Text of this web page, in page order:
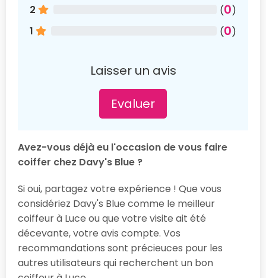
2
(0)
1
(0)
Laisser un avis
Evaluer
Avez-vous déjà eu l'occasion de vous faire
coiffer chez Davy's Blue ?
Si oui, partagez votre expérience ! Que vous
considériez Davy's Blue comme le meilleur
coiffeur à Luce ou que votre visite ait été
décevante, votre avis compte. Vos
recommandations sont précieuces pour les
autres utilisateurs qui recherchent un bon